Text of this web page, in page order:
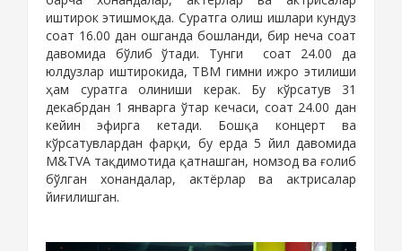
иштирок этишмоқда. Суратга олиш ишлари кундуз
соат 16.00 дан ошганда бошланди, бир неча соат
давомида бўлиб ўтади. Тунги
соат 24.00 да
юлдузлар иштирокида, ТВМ гимни ижро этилиши
ҳам суратга олиниши керак. Бу кўрсатув 31
декабрдан 1 январга ўтар кечаси, соат 24.00 дан
кейин эфирга кетади. Бошқа концерт ва
кўрсатувлардан фарқи, бу ерда 5 йил давомида
M&TVA тақдимотида қатнашган, номзод ва ғолиб
бўлган хонандалар, актёрлар ва актрисалар
йиғилишган.